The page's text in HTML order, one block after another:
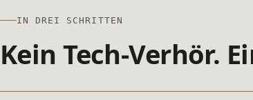
IN DREI SCHRITTEN
Kein Tech-Verhör.